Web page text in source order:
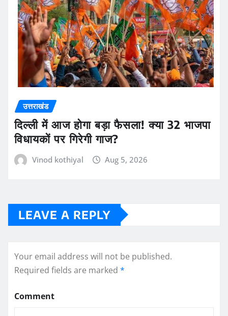
उत्तराखंड
दिल्ली में आज होगा बड़ा फैसला! क्या 32 भाजपा
विधायकों पर गिरेगी गाज?
Vinod kothiyal Aug 5, 2026
LEAVE A REPLY
Your email address will not be published.
Required fields are marked *
Comment